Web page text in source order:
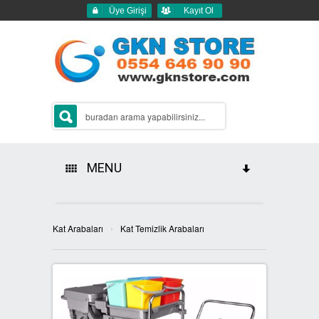
Üye Girişi Kayıt Ol
MENU
GERİ DÖNÜŞÜM ÇÖP KUTULARI
2Lİ GERİ DÖNÜŞÜM KUTULARI
SIFIR ATIK KUTULARI
Kat Arabaları › Kat Temizlik Arabaları